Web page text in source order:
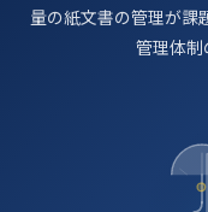
量の紙文書の管理が課
管理体制